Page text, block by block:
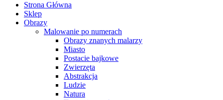
Strona Główna
Sklep
Obrazy
Malowanie po numerach
Obrazy znanych malarzy
Miasto
Postacie bajkowe
Zwierzęta
Abstrakcja
Ludzie
Natura